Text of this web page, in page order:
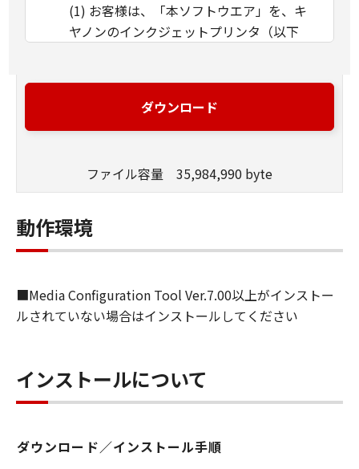
(1) お客様は、「本ソフトウエア」を、キ
ヤノンのインクジェットプリンタ（以下
とは、「許諾ソフトウエア」をコンピュー
タの記憶媒体上にインストールすること、
と、アクセスすること、読み出すこと、も
しくは実行することのいずれも含むものと
します）することができます。お客様はま
た、お客様が「プリンタ」を使用すること
に、本契約の条件の下で、「許諾ソフトウ
エア」を使用させることができます。その
べての責任を負っていただくものとしま
す。 (2) お客様は、再使用許諾、譲渡、頒
「本ソフトウエア」を使用もしくは利用さ
ダウンロード
ファイル容量 35,984,990 byte
動作環境
■Media Configuration Tool Ver.7.00以上がインストー
ルされていない場合はインストールしてください
インストールについて
ダウンロード／インストール手順